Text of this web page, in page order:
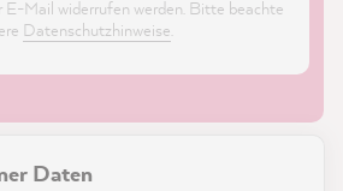
E-Mail widerrufen werden. Bitte beachte
Datenschutzhinweise.
Daten